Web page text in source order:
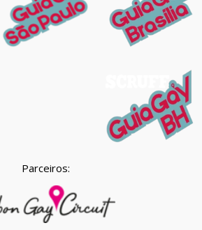
Parceiros: